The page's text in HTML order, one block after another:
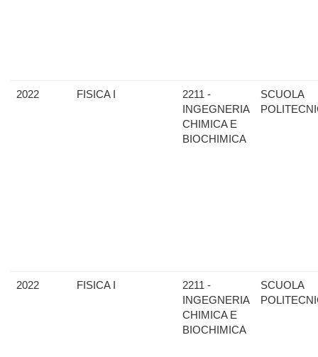
2022 FISICA I
2211 -
INGEGNERIA
CHIMICA E
BIOCHIMICA
SCUOLA
2022 FISICA I
2211 -
INGEGNERIA
CHIMICA E
BIOCHIMICA
SCUOLA